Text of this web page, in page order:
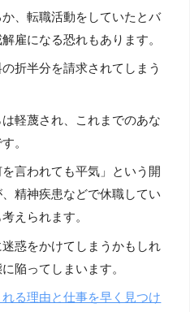
、転職活動をしていたとバ
雇になる恐れもあります。
折半分を請求されてしまう
軽蔑され、これまでのあな
。
言われても平気」という開
精神疾患などで休職してい
えられます。
惑をかけてしまうかもしれ
陥ってしまいます。
る理由と仕事を早く見つけ